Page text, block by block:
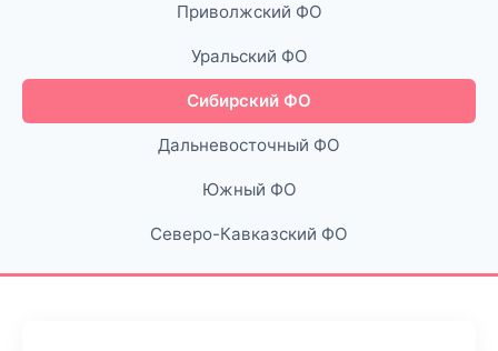
Приволжский ФО
Уральский ФО
Сибирский ФО
Дальневосточный ФО
Южный ФО
Северо-Кавказский ФО